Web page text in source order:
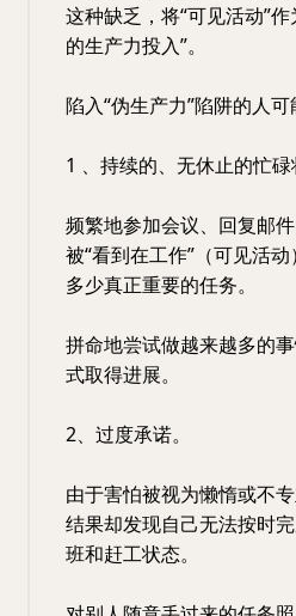
这种缺乏，将“可见活动”
的生产力投入”。
陷入“伪生产力”陷阱的人
1 、持续的、无休止的忙碌
频繁地参加会议、回复邮
被“看到在工作”（可见活
多少真正重要的任务。
拼命地尝试做越来越多的
式取得进展。
2、过度承诺。
由于害怕被视为懒惰或不
结果却发现自己无法按时
班和赶工状态。